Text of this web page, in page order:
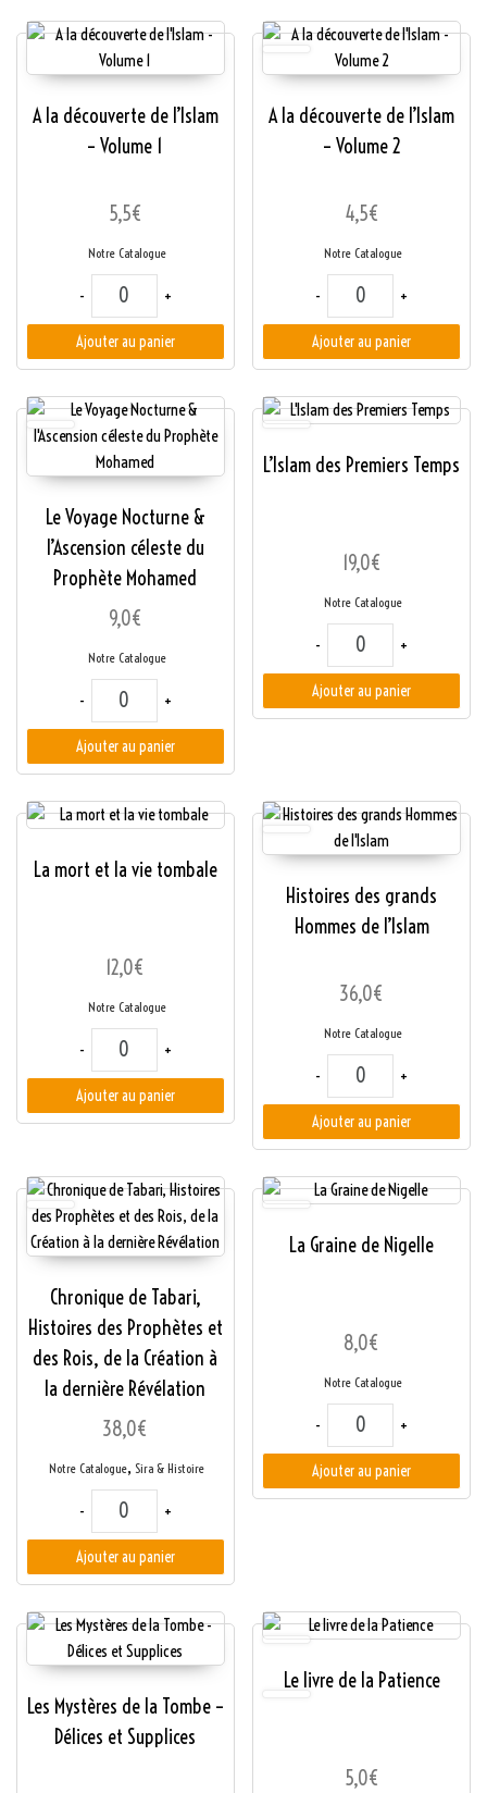
A la découverte de l’Islam
– Volume 1
5,5€
Notre Catalogue
- quantité de A la découverte de l'Islam - Volume 1
+
Ajouter au panier
A la découverte de l’Islam
– Volume 2
4,5€
Notre Catalogue
- quantité de A la
+
Ajouter au panier
Le Voyage Nocturne &
l’Ascension céleste du
Prophète Mohamed
9,0€
Notre Catalogue
- quantité de Le Voyage Nocturne & l'Ascension céleste du
+
Ajouter au panier
L’Islam des Premiers Temps
19,0€
Notre Catalogue
- quantité de L'Islam
+
Ajouter au panier
La mort et la vie tombale
12,0€
Notre Catalogue
- quantité de La mort et la vie tombale
+
Ajouter au panier
Histoires des grands
Hommes de l’Islam
36,0€
Notre Catalogue
- quantité de Histoires
+
Ajouter au panier
Chronique de Tabari,
Histoires des Prophètes et
des Rois, de la Création à
la dernière Révélation
38,0€
Notre Catalogue, Sira & Histoire
- quantité de Chronique de Tabari, Histoires des Prophètes et
+
Ajouter au panier
La Graine de Nigelle
8,0€
Notre Catalogue
- quantité de La
+
Ajouter au panier
Les Mystères de la Tombe –
Délices et Supplices
Le livre de la Patience
5,0€